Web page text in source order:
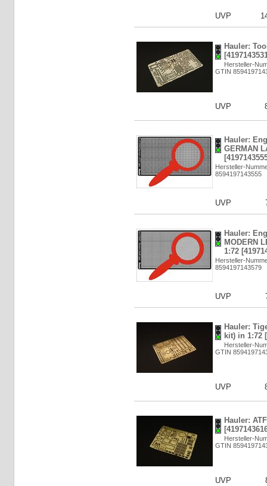
UVP
Hauler:
Hersteller-
GTIN
UVP
Hauler:
GERMAN
Hersteller-
8594197143555
UVP
Hauler:
MODERN
1:72
Hersteller-
8594197143579
UVP
Hauler:
kit) in 1:72
Hersteller-
GTIN
UVP
Hauler:
Hersteller-
GTIN
UVP